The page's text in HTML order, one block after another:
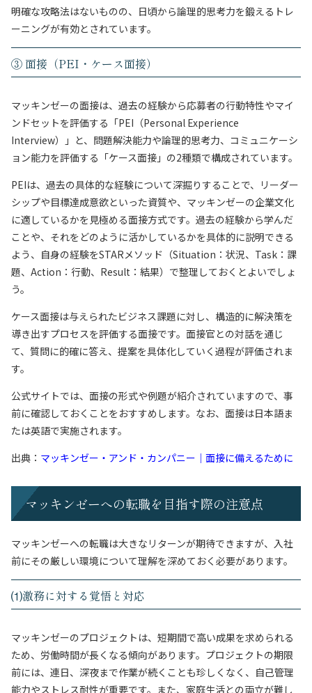
明確な攻略法はないものの、日頃から論理的思考力を鍛えるトレ
ーニングが有効とされています。
③ 面接（PEI・ケース面接）
マッキンゼーの面接は、過去の経験から応募者の行動特性やマイ
ンドセットを評価する「PEI（Personal Experience
Interview）」と、問題解決能力や論理的思考力、コミュニケーシ
ョン能力を評価する「ケース面接」の2種類で構成されています。
PEIは、過去の具体的な経験について深掘りすることで、リーダー
シップや目標達成意欲といった資質や、マッキンゼーの企業文化
に適しているかを見極める面接方式です。過去の経験から学んだ
ことや、それをどのように活かしているかを具体的に説明できる
よう、自身の経験をSTARメソッド（Situation：状況、Task：課
題、Action：行動、Result：結果）で整理しておくとよいでしょ
う。
ケース面接は与えられたビジネス課題に対し、構造的に解決策を
導き出すプロセスを評価する面接です。面接官との対話を通じ
て、質問に的確に答え、提案を具体化していく過程が評価されま
す。
公式サイトでは、面接の形式や例題が紹介されていますので、事
前に確認しておくことをおすすめします。なお、面接は日本語ま
たは英語で実施されます。
出典： マッキンゼー・アンド・カンパニー｜面接に備えるために
マッキンゼーへの転職を目指す際の注意点
マッキンゼーへの転職は大きなリターンが期待できますが、入社
前にその厳しい環境について理解を深めておく必要があります。
⑴激務に対する覚悟と対応
マッキンゼーのプロジェクトは、短期間で高い成果を求められる
ため、労働時間が長くなる傾向があります。プロジェクトの期限
前には、連日、深夜まで作業が続くことも珍しくなく、自己管理
能力やストレス耐性が重要です。また、家庭生活との両立が難し